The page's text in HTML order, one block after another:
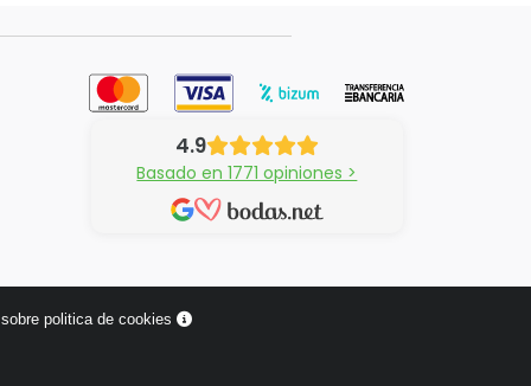
4.9
Basado en 1771 opiniones >
politica de cookies